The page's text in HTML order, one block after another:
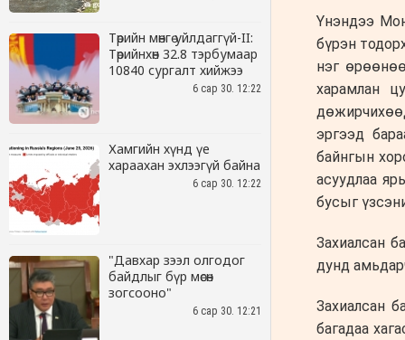
Төрийн мөнгө уйлдаггүй-II:
Төрийнхөн 32.8 тэрбумаар
10840 сургалт хийжээ
6 сар 30. 12:22
Хамгийн хүнд үе
хараахан эхлээгүй байна
6 сар 30. 12:22
"Давхар зээл олгодог
байдлыг бүр мөсөн
зогсооно"
6 сар 30. 12:21